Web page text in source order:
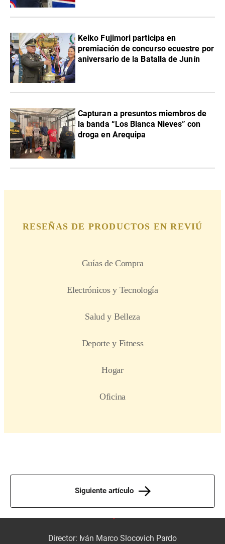
Keiko Fujimori participa en
premiación de concurso ecuestre por
aniversario de la Batalla de Junín
Capturan a presuntos miembros de
la banda “Los Blanca Nieves” con
droga en Arequipa
Siguiente artículo
Director: Iván Marco Slocovich Pardo